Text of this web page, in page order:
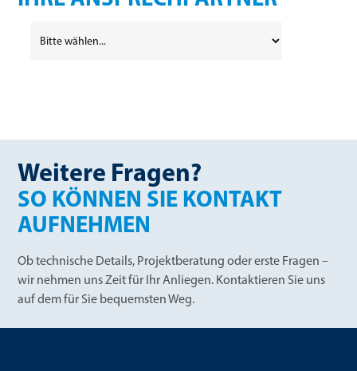
Weitere Fragen?
SO KÖNNEN SIE KONTAKT
AUFNEHMEN
Ob technische Details, Projektberatung oder erste Fragen –
wir nehmen uns Zeit für Ihr Anliegen. Kontaktieren Sie uns
auf dem für Sie bequemsten Weg.